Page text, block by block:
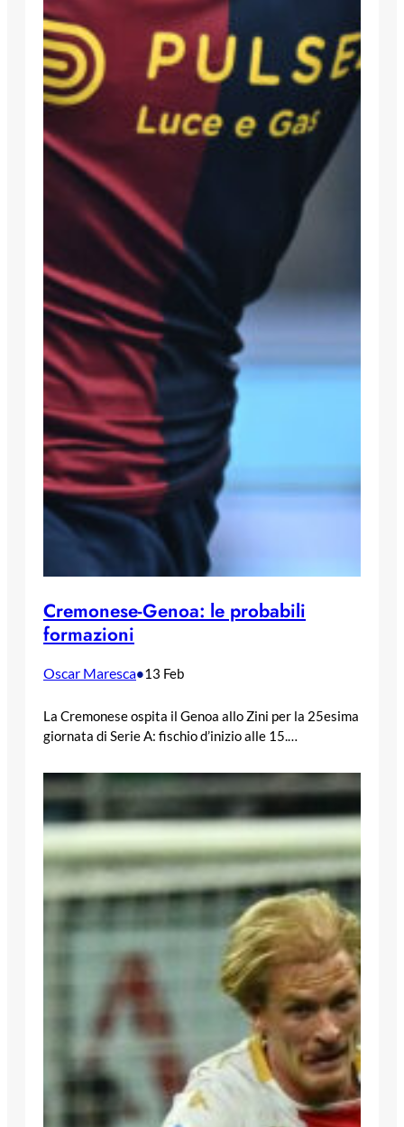
Cremonese-Genoa: le probabili
formazioni
Oscar Maresca•13 Feb
La Cremonese ospita il Genoa allo Zini per la 25esima
giornata di Serie A: fischio d’inizio alle 15.…